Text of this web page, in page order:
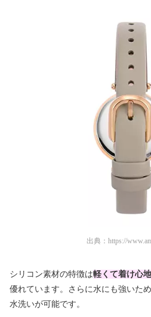
出典： https://
シリコン素材の特徴は軽くて着け心
優れています。さらに水にも強いた
水洗いが可能です。